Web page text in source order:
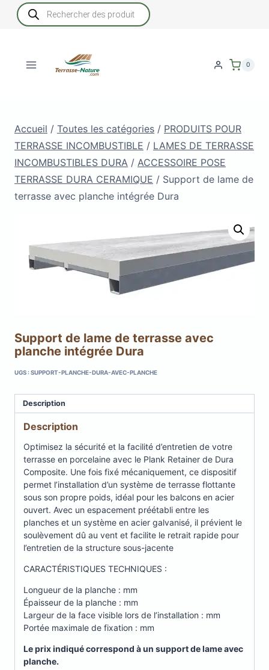
Recherche
de
produits
0
Accueil / Toutes les catégories / PRODUITS POUR
TERRASSE INCOMBUSTIBLE / LAMES DE TERRASSE
INCOMBUSTIBLES DURA / ACCESSOIRE POSE
TERRASSE DURA CERAMIQUE / Support de lame de
terrasse avec planche intégrée Dura
Support de lame de terrasse avec
planche intégrée Dura
UGS :SUPPORT-PLANCHE-DURA-AVEC-PLANCHE
Description
Description
Optimisez la sécurité et la facilité d’entretien de votre
terrasse en porcelaine avec le Plank Retainer de Dura
Composite. Une fois fixé mécaniquement, ce dispositif
permet l’installation d’un système de terrasse flottante
sous son propre poids, idéal pour les balcons en acier
ouvert. Avec un espacement préétabli entre les
planches et un système en acier galvanisé, il prévient le
soulèvement dû au vent et facilite le retrait rapide pour
l’entretien de la structure sous-jacente
CARACTÉRISTIQUES TECHNIQUES :
Longueur de la planche : mm
Épaisseur de la planche : mm
Largeur de la face visible lors de l’installation : mm
Portée maximale de fixation : mm
Le prix indiqué correspond à un support de lame avec
planche.